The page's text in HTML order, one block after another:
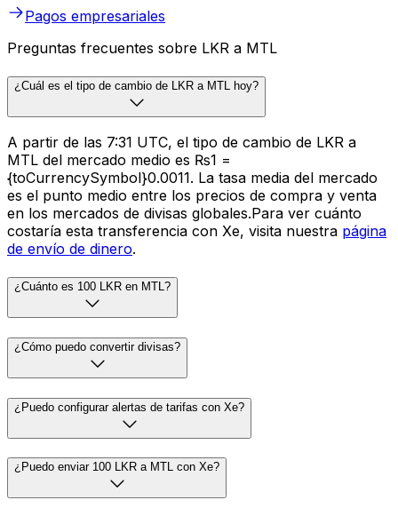
Pagos empresariales
Preguntas frecuentes sobre LKR a MTL
¿Cuál es el tipo de cambio de LKR a MTL hoy?
A partir de las 7:31 UTC, el tipo de cambio de LKR a
MTL del mercado medio es ₨1 =
{toCurrencySymbol}0.0011. La tasa media del mercado
es el punto medio entre los precios de compra y venta
en los mercados de divisas globales.Para ver cuánto
costaría esta transferencia con Xe, visita nuestra página
de envío de dinero.
¿Cuánto es 100 LKR en MTL?
¿Cómo puedo convertir divisas?
¿Puedo configurar alertas de tarifas con Xe?
¿Puedo enviar 100 LKR a MTL con Xe?